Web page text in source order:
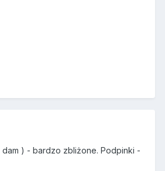
dam ) - bardzo zbliżone. Podpinki -